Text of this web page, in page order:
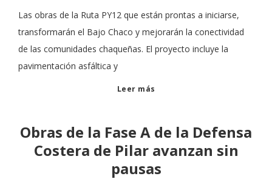
Las obras de la Ruta PY12 que están prontas a iniciarse,
transformarán el Bajo Chaco y mejorarán la conectividad
de las comunidades chaqueñas. El proyecto incluye la
pavimentación asfáltica y
Leer más
Obras de la Fase A de la Defensa
Costera de Pilar avanzan sin
pausas